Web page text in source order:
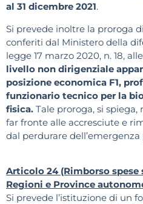
al 31 dicembre 2021.
Si prevede inoltre la proroga
conferiti dal Ministero della
legge 17 marzo 2020, n. 18, alle
livello non dirigenziale
posizione economica F1,
funzionario tecnico per la
fisica. Tale proroga, si spiega,
far fronte alle accresciute e
dal perdurare
Articolo 24 (Rimborso
Regioni e Province
Si prevede l’istituzione di un